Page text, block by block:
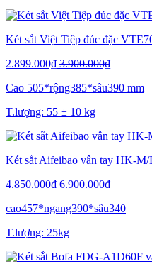
Két sắt Việt Tiệp đúc đặc
2.899.000₫ 3.900.000₫
Cao 505*rộng385*sâu390 mm
T.lượng: 55 ± 10 kg
Két sắt Aifeibao vân tay HK-
4.850.000₫ 6.900.000₫
cao457*ngang390*sâu340
T.lượng: 25kg